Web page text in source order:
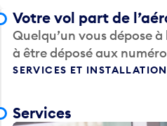
Votre vol part de
Quelqu’un vous dépose
à être déposé aux
SERVICES ET
Services